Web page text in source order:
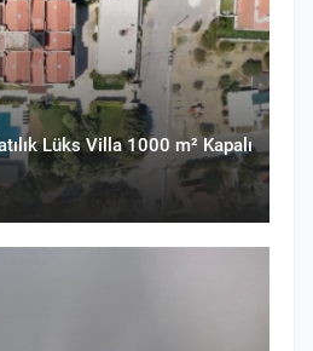
Lüks Villa 1000 m² Kapalı